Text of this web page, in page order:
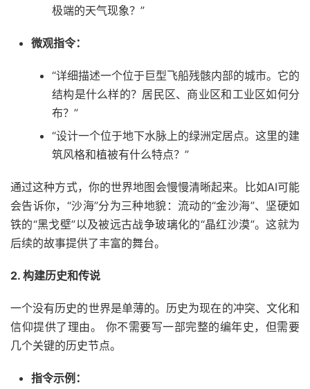
极端的天气现象？”
微观指令：
“详细描述一个位于巨型飞船残骸内部的城市。它的
结构是什么样的？居民区、商业区和工业区如何分
布？”
“设计一个位于地下水脉上的绿洲定居点。这里的建
筑风格和植被有什么特点？”
通过这种方式，你的世界地图会慢慢清晰起来。比如AI可能
会告诉你，“沙海”分为三种地貌：流动的“金沙海”、坚硬如
铁的“黑戈壁”以及被远古战争玻璃化的“晶红沙漠”。这就为
后续的故事提供了丰富的舞台。
2. 构建历史和传说
一个没有历史的世界是单薄的。历史为现在的冲突、文化和
信仰提供了理由。 你不需要写一部完整的编年史，但需要
几个关键的历史节点。
指令示例：